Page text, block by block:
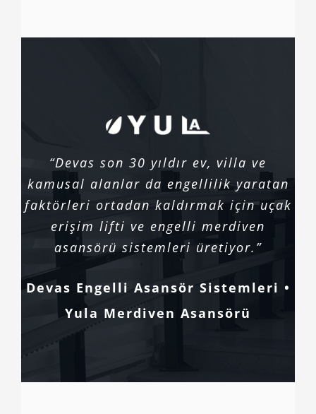
“Devas son 30 yıldır ev, villa ve
kamusal alanlar da engellilik yaratan
faktörleri ortadan kaldırmak için uçak
erişim lifti ve engelli merdiven
asansörü sistemleri üretiyor.”
Devas Engelli Asansör Sistemleri •
Yula Merdiven Asansörü